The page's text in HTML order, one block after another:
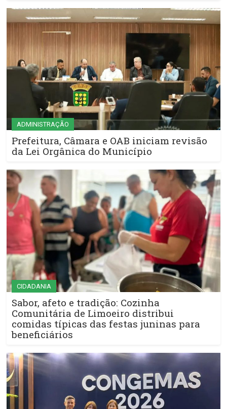
ADMINISTRAÇÃO
Prefeitura, Câmara e OAB iniciam revisão
da Lei Orgânica do Município
CIDADANIA
Sabor, afeto e tradição: Cozinha
Comunitária de Limoeiro distribui
comidas típicas das festas juninas para
beneficiários